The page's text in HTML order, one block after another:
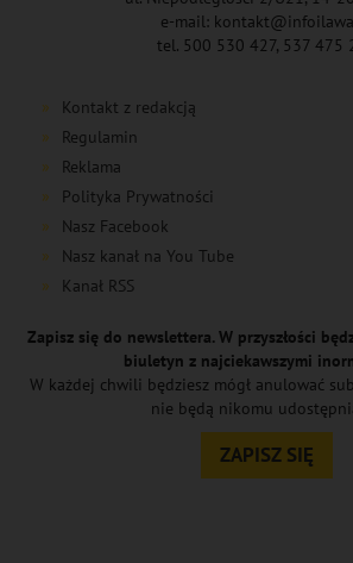
e-mail:
tel. 500 530 427, 537 475
Kontakt z redakcją
Regulamin
Reklama
Polityka Prywatności
Nasz Facebook
Nasz kanał na You Tube
Kanał RSS
Zapisz się do newslettera. W przyszłości
biuletyn z najciekawszymi
W każdej chwili będziesz mógł anulować
nie będą nikomu
ZAPISZ SIĘ